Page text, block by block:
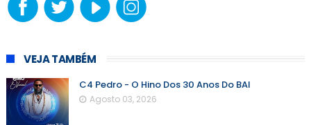
VEJA TAMBÉM
C4 Pedro - O Hino Dos 30 Anos Do BAI
Agosto 03, 2026